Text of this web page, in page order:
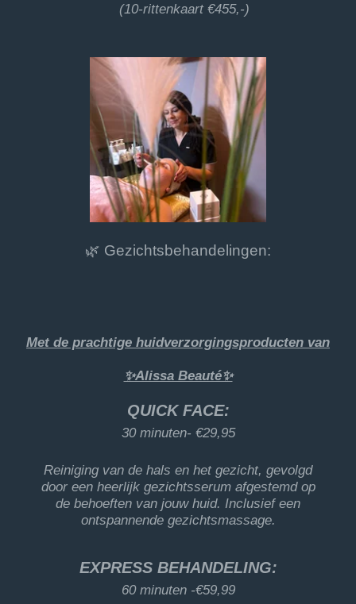
(10-rittenkaart €455,-)
🌿 Gezichtsbehandelingen:
Met de prachtige huidverzorgingsproducten van
✨️Alissa Beauté✨️
QUICK FACE:
30 minuten- €29,95
Reiniging van de hals en het gezicht, gevolgd
door een heerlijk gezichtsserum afgestemd op
de behoeften van jouw huid. Inclusief een
ontspannende gezichtsmassage.
EXPRESS BEHANDELING:
60 minuten -€59,99